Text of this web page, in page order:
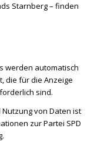
Starnberg – finden
werden automatisch
die für die Anzeige
sind.
von Daten ist
zur Partei SPD